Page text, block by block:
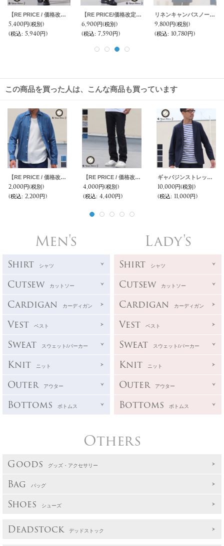
【RE PRICE / 価格改定】馬布ワイド2タックイージーアンクル【MADE IN JAPAN】『日本製』 / Upscape Audience
5,400円(税別)
(税込: 5,940円)
【RE PRICE/価格改定】サマーウール調ツイルストレッチ2タックイージーアンクルパンツ【MADE IN JAPAN】『日本製』/ Upscape Audience
6,900円(税別)
(税込: 7,590円)
リネンキャンバスノーカラーコート / Upscape Audience
9,800円(税別)
(税込: 10,780円)
この商品を買った人は、こんな商品も買っています
【RE PRICE / 価格改定】麻混デニムワイドスプレッド長袖シャツ【MADE IN JAPAN】『日本製』/ Upscape Audience
2,000円(税別)
(税込: 2,200円)
【RE PRICE / 価格改定】オーバーダイカラーデニムストレートタイトフィットパンツ【MADE IN JAPAN】『日本製』/ Upscape Audience
4,000円(税別)
(税込: 4,400円)
ギャバジンストレッチ 2ボタン テーラードジャケット【MADE IN JAPAN】『日本製』【送料無料】 / Upscape Audience
10,000円(税別)
(税込: 11,000円)
Men's
Shirt シャツ
Cutsew カットソー
Cardigan カーディガン
Vest ベスト
Sweat スウェット/パーカー
Knit ニット
Outer アウター
Bottoms ボトムス
Lady's
Shirt シャツ
Cutsew カットソー
Cardigan カーディガン
Vest ベスト
Sweat スウェット/パーカー
Knit ニット
Outer アウター
Bottoms ボトムス
Others
Goods グッズ・アクセサリー
Bag バッグ
Shoes シューズ
Deadstock デッドストック